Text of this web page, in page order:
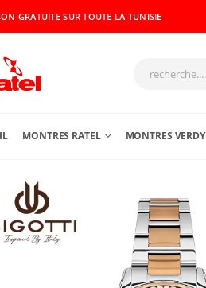
GRATUITE SUR TOUTE LA TUNISIE
MONTRES RATEL MONTRES VERDY